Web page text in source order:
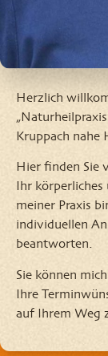
Herzlich
Kruppach nahe
Hier finden Sie
Ihr
meiner Praxis
individuellen
beantworten.
Sie können
Ihre
auf Ihrem Weg